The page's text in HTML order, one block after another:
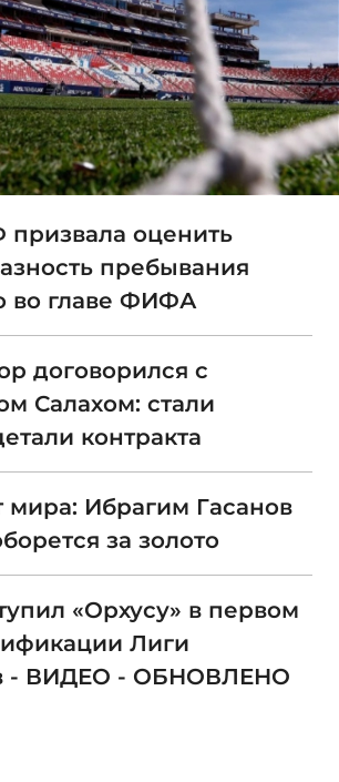
оценить
пребывания
во главе ФИФА
договорился с
Салахом: стали
контракта
мира: Ибрагим Гасанов
за золото
«Орхусу» в первом
Лиги
- ВИДЕО - ОБНОВЛЕНО